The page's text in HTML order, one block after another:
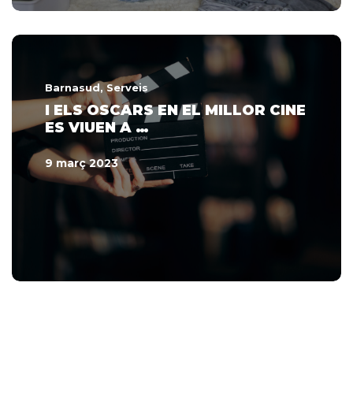
Barnasud, Serveis
I ELS OSCARS EN EL MILLOR CINE
ES VIUEN A …
9 març 2023